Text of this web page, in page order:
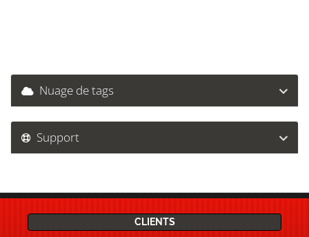
Nuage de tags
Support
CLIENTS